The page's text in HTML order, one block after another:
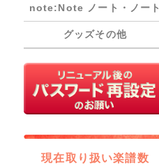
note:Note ノート・ノート
グッズその他
現在取り扱い楽譜数